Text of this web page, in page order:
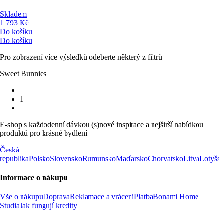
Skladem
1 793 Kč
Do košíku
Do košíku
Pro zobrazení více výsledků odeberte některý z filtrů
Sweet Bunnies
1
E-shop s každodenní dávkou (s)nové inspirace a nejširší nabídkou
produktů pro krásné bydlení.
Česká
republikaPolskoSlovenskoRumunskoMaďarskoChorvatskoLitva
Informace o nákupu
Vše o nákupuDopravaReklamace a vráceníPlatbaBonami Home
StudiaJak fungují kredity